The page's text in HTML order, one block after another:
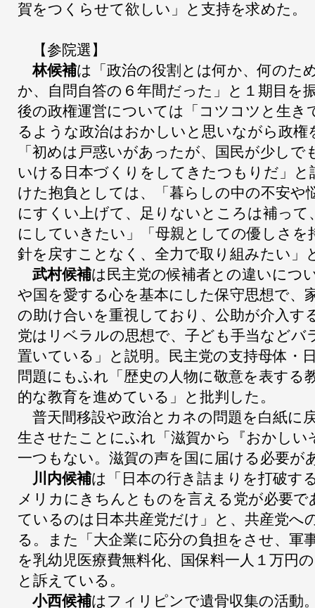
賀をつくらせて欲しい」と支持を求めた。
【参院選】
林候補は「政治の役割とは何か、何のた
か、自問自答の６年間だった」と１期目を
後の政権運営については「コツコツと生き
るような政治はおかしいと思いながら政権
「初めは戸惑いがあったが、国民が少しで
いける日本づくりをしてきたつもりだ」と
けた抱負としては、「暮らしの中の不安や
にすくい上げて、足りないところは補って
にしていきたい」「母親としての優しさを
針を戻すことなく、全力で取り組みたい」
武村候補は民主党の候補者との違いにつ
や国を愛する心を基本にした保守思想で、
の助け合いを重視しており、公助が介入す
党はリベラルの思想で、子ども手当などバ
置いている」と説明。民主党の支持母体・
問題にもふれ「歴史の人物に敬意を表する
的な教育を進めている」と批判した。
普天間移設や政治とカネの問題を白紙に
生させたことにふれ「滋賀から『おかしい
一つもない。滋賀の声を国に届ける必要が
川内候補は「日本の行き詰まりを打破す
メリカにきちんとものを言える党が必要
ているのは日本共産党だけ」と、共産党へ
る。また「大企業に応分の負担をさせ、軍
を乳幼児医療費無料化、国保料一人１万円
と訴えている。
小西候補はフィリピンで遺骨収集の活動